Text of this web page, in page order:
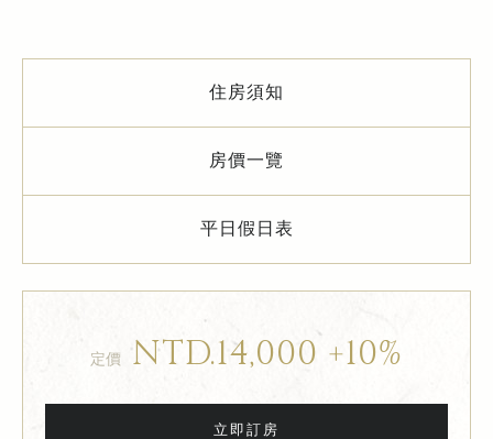
住房須知
房價一覽
平日假日表
定價 NTD.14,000 +10%
立即訂房